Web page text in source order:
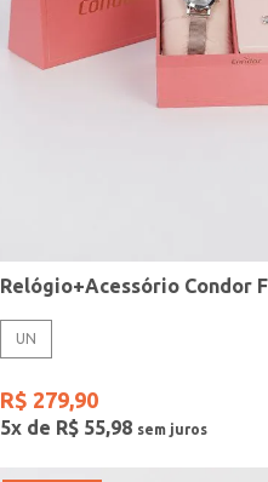
UN
R$ 279,90
5x de R$ 55,98